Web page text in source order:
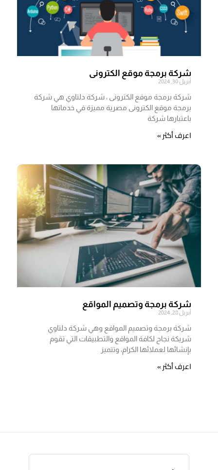
شركة برمجة موقع الكترونى
أبريل 30, 2024
شركة برمجة موقع الكترونى ، شركة دلتاوي هي شركة
برمجة موقع الكترونى مصرية مميزة في خدماتها
باعتبارها شركة
اعرف أكثر »
شركة برمجة وتصميم المواقع
أبريل 28, 2024
شركة برمجة وتصميم المواقع وهي شركة دلتاوي
شريكة نجاح لكافة المواقع والتطبيقات التي تقوم
بإنشائها لعملائها الكرام، وتتميز
اعرف أكثر »